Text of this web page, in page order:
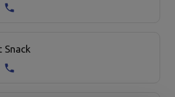
Snack